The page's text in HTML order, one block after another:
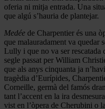
oferia ni mitja entrada. Una
que algú s’hauria de plantejar.
Medée de Charpentier és una
que malauradament va quedar
Lully i que no va ser rescatada
segle passat per William
que als anys cinquanta ja
tragèdia d’Eurípides,
Corneille, germà del famós
tant l’accent en la ira
vist en l’òpera de Cherubini o